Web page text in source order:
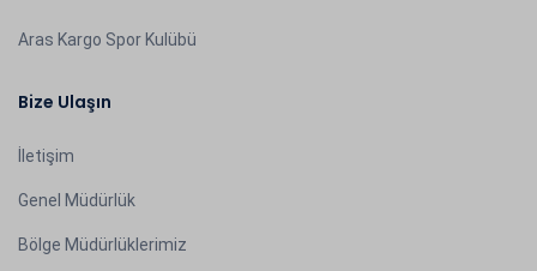
Aras Kargo Spor Kulübü
Bize Ulaşın
İletişim
Genel Müdürlük
Bölge Müdürlüklerimiz